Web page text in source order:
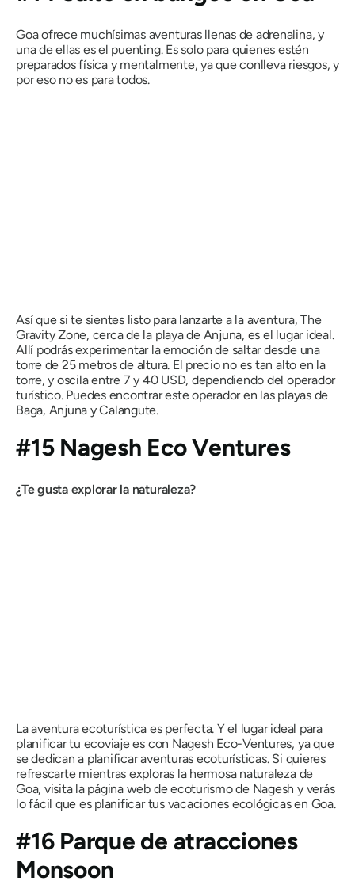
Goa ofrece muchísimas aventuras llenas de adrenalina, y
una de ellas es el puenting. Es solo para quienes estén
preparados física y mentalmente, ya que conlleva riesgos, y
por eso no es para todos.
Así que si te sientes listo para lanzarte a la aventura, The
Gravity Zone, cerca de la playa de Anjuna, es el lugar ideal.
Allí podrás experimentar la emoción de saltar desde una
torre de 25 metros de altura. El precio no es tan alto en la
torre, y oscila entre 7 y 40 USD, dependiendo del operador
turístico. Puedes encontrar este operador en las playas de
Baga, Anjuna y Calangute.
#15 Nagesh Eco Ventures
¿Te gusta explorar la naturaleza?
La aventura ecoturística es perfecta. Y el lugar ideal para
planificar tu ecoviaje es con Nagesh Eco-Ventures, ya que
se dedican a planificar aventuras ecoturísticas. Si quieres
refrescarte mientras exploras la hermosa naturaleza de
Goa, visita la página web de ecoturismo de Nagesh y verás
lo fácil que es planificar tus vacaciones ecológicas en Goa.
#16 Parque de atracciones
Monsoon